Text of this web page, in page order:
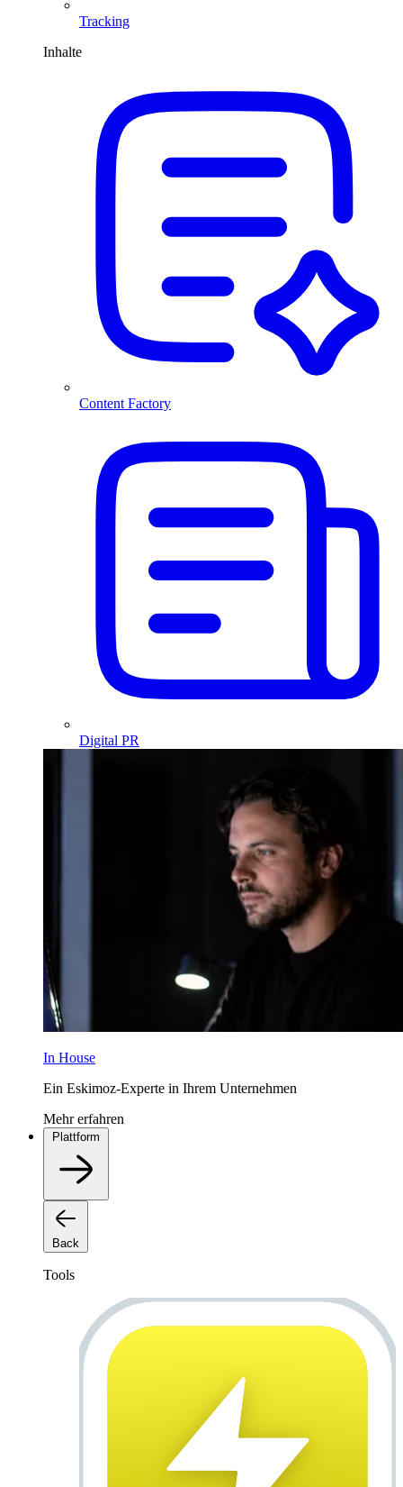
Tracking
Inhalte
Content Factory
Digital PR
In House
Ein Eskimoz-Experte in Ihrem Unternehmen
Mehr erfahren
Plattform
Back
Tools